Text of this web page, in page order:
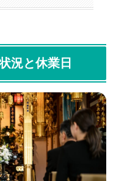
況と休業日